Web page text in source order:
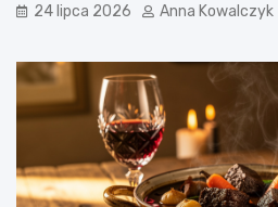
24 lipca 2026 Anna Kowalczyk